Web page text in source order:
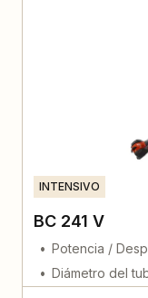
INTENSIVO
BC 241 V
Potencia /
Diámetro del